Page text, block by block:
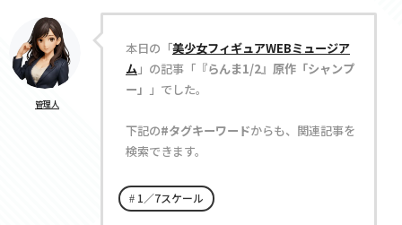
管理人
本日の「美少女フィギュアWEBミュージア
ム」の記事「 『らんま1/2』原作「シャンプ
ー」 」でした。
下記の#タグキーワードからも、関連記事を
検索できます。
1／7スケール